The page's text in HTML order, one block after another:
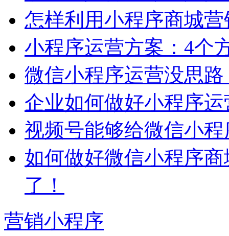
怎样利用小程序商城
小程序运营方案：4个
微信小程序运营没思
企业如何做好小程序运
视频号能够给微信小
如何做好微信小程序
了！
营销小程序